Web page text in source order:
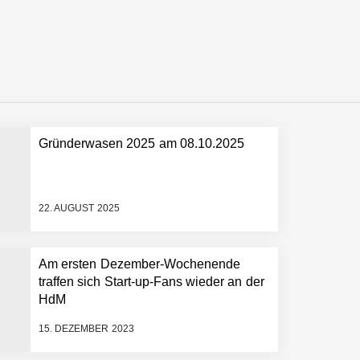
Gründerwasen 2025 am 08.10.2025
22. AUGUST 2025
Am ersten Dezember-Wochenende
traffen sich Start-up-Fans wieder an der
HdM
15. DEZEMBER 2023
Entwicklungsprozesse